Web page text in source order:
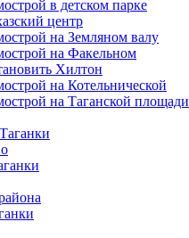
в детском парке
центр
на Земляном валу
на Факельном
Хилтон
на Котельнической
на Таганской площади